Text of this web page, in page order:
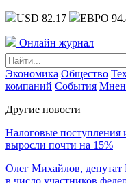
USD 82.17 ЕВРО
Онлайн журнал
Экономика Общество
компаний События
Другие новости
Налоговые поступления
выросли почти на 15%
Олег Михайлов,
в число участников